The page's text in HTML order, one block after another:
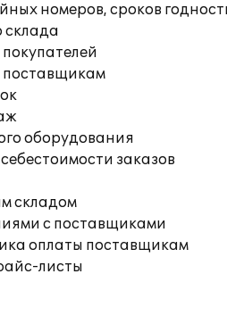
номеров, сроков
склада
поставщикам
оборудования
заказов
складом
с поставщиками
оплаты поставщикам
листы